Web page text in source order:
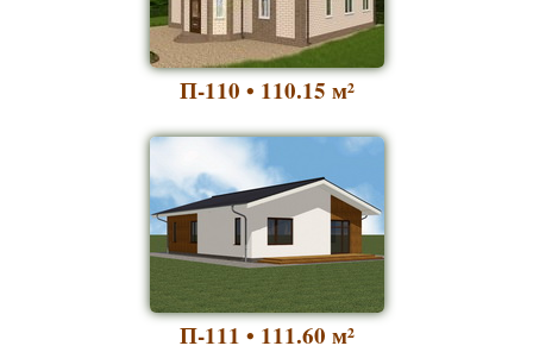
П-110 • 110.15 м²
П-111 • 111.60 м²